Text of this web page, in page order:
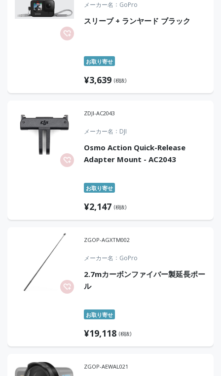
メーカー名 GoPro
スリーブ + ランヤード ブラック
お取り寄せ
¥3,639 (税抜)
ZDJI-AC2043
メーカー名 DJI
Osmo Action Quick-Release
Adapter Mount - AC2043
お取り寄せ
¥2,147 (税抜)
ZGOP-AGXTM002
メーカー名 GoPro
2.7mカーボンファイバー製延長ポー
ル
お取り寄せ
¥19,118 (税抜)
ZGOP-AEWAL021